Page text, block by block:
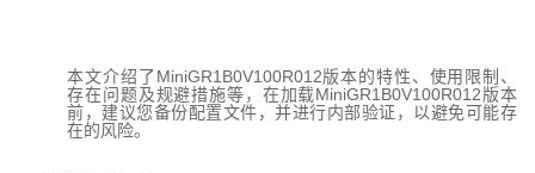
本文介绍了 MiniGR1B0V100R012版本的特性、使用限制、
存在问题及规避措施等，在加载MiniGR1B0V100R012 版本
前，建议您备份配置文件，并进行内部验证，以避免可能存
在的风险。